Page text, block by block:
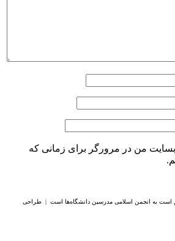
من در مرورگر برای زمانی که
حقوق متعلق است به انجمن اسلامی مدرسین دانشگاه‌ها است | طراحی